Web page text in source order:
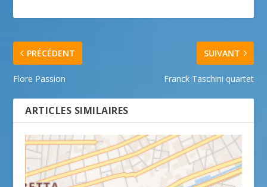
PRÉCÉDENT
Flore Passion
SUIVANT
Franck Taschini quartet
ARTICLES SIMILAIRES